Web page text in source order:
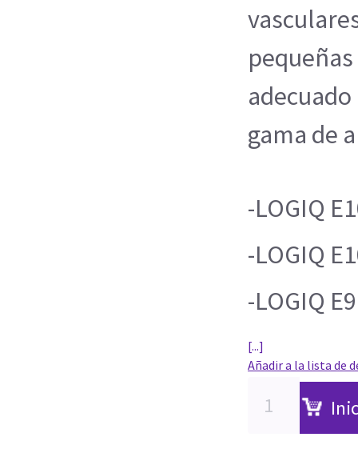
gama de
-LOGIQ
-LOGIQ
-LOGIQ E9
[...]
Añadir a la lista de